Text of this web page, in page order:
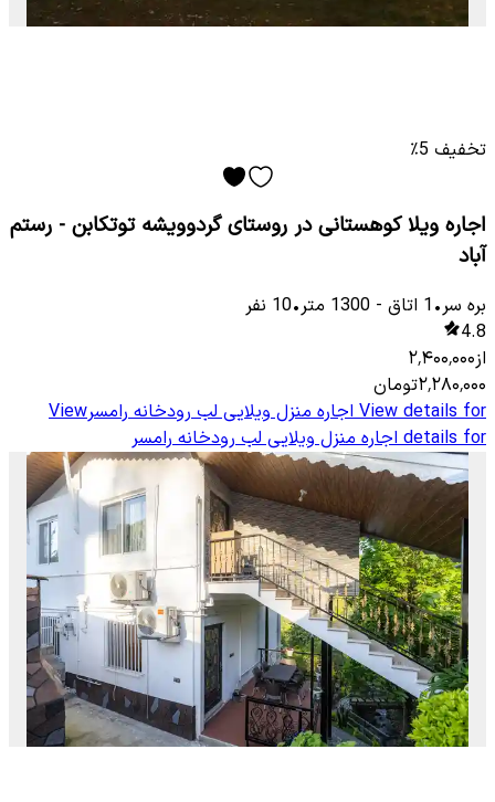
تخفیف 5٪
اجاره ویلا کوهستانی در روستای گردوویشه توتکابن - رستم
آباد
بره سر•
1 اتاق -
1300 متر•
10 نفر
4.8
از۲٬۴۰۰٬۰۰۰
۲٬۲۸۰٬۰۰۰تومان
View details for اجاره منزل ویلایی لب رودخانه رامسرView
details for اجاره منزل ویلایی لب رودخانه رامسر